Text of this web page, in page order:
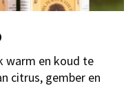
warm en koud te
citrus, gember en